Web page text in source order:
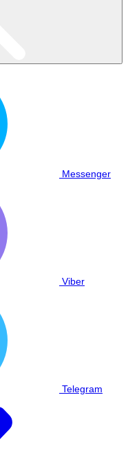
Messenger
Viber
Telegram